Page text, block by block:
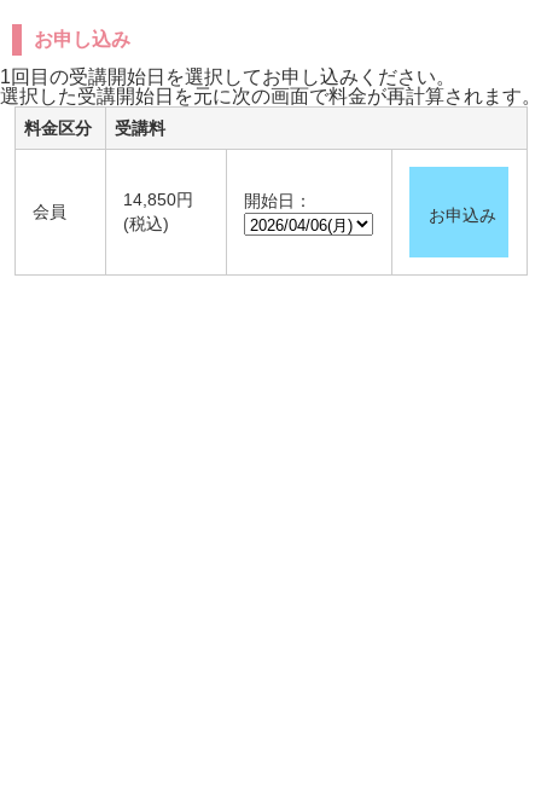
お申し込み
1回目の受講開始日を選択してお申し込みください。
選択した受講開始日を元に次の画面で料金が再計算されます。
料金区分 受講料
会員
14,850円
(税込)
開始日：
お申込み